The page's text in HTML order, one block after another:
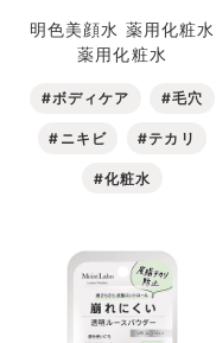
明色美顔水 薬用化粧水
薬用化粧水
#ボディケア #毛穴
#ニキビ #テカリ
#化粧水